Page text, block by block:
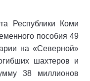
Республики Коми
пособия 49
на «Северной»
шахтеров и
38 миллионов